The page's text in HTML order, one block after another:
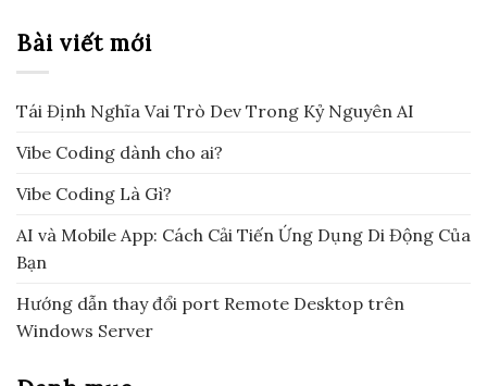
Bài viết mới
Tái Định Nghĩa Vai Trò Dev Trong Kỷ Nguyên AI
Vibe Coding dành cho ai?
Vibe Coding Là Gì?
AI và Mobile App: Cách Cải Tiến Ứng Dụng Di Động Của
Bạn
Hướng dẫn thay đổi port Remote Desktop trên
Windows Server